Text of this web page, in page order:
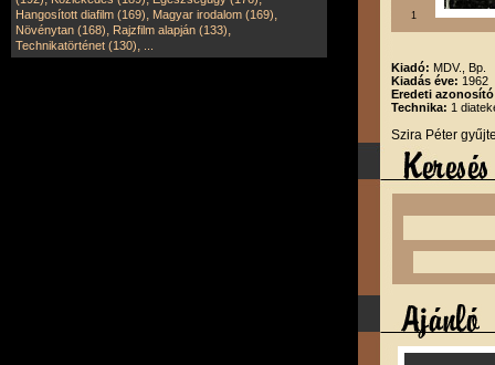
Hangosított diafilm (169), Magyar irodalom (169),
Növénytan (168), Rajzfilm alapján (133),
Technikatörténet (130),
1
Kiadó: MDV., Bp.
Kiadás éve: 1962
Eredeti
Technika: 1
Szira Péter